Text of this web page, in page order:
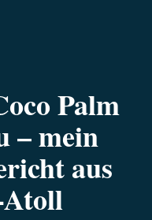
Palm
– mein
aus
Atoll